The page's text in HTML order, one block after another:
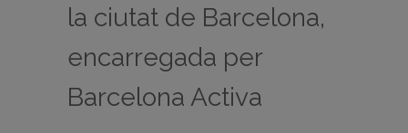
la ciutat de Barcelona,
encarregada per
Barcelona Activa